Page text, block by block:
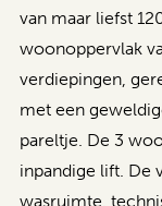
van maar liefst
woonoppervlak
verdiepingen,
met een
pareltje. De 3
inpandige lift. De
wasruimte,